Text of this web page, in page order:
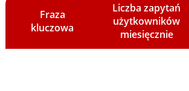
Fraza
kluczowa
Liczba zapytań
użytkowników
miesięcznie